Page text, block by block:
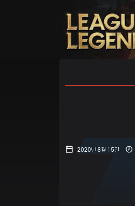
2020년 8월 15일